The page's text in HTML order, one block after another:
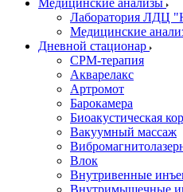
Медицинские анализы
Лаборатория ЛДЦ
Медицинские
Дневной стационар
CPM-терапия
Акварелакс
Артромот
Барокамера
Биоакустическая
Вакуумный массаж
Влок
Внутривенные
Внутримышечные